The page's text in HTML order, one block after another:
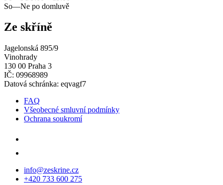
So—Ne po domluvě
Ze skříně
Jagelonská 895/9
Vinohrady
130 00 Praha 3
IČ: 09968989
Datová schránka: eqvagf7
FAQ
Všeobecné smluvní podmínky
Ochrana soukromí
info@zeskrine.cz
+420 733 600 275